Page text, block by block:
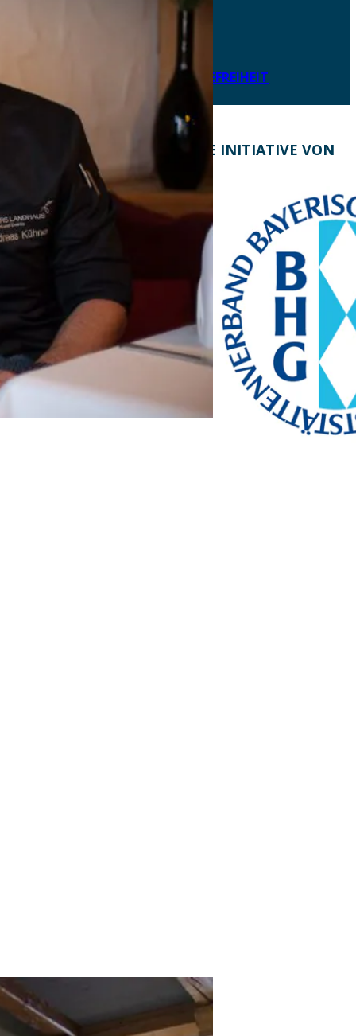
ERKLÄRUNG ZUR BARRIEREFREIHEIT
KONTAKT EINE INITIATIVE VON
Bayern Tourist Gmbh
(BTG)
Prinz-Ludwig-Palais
Türkenstraße 7
Telefon: +49 89 28760-
Fax: +49 89 28760-121
bayerischekueche@btg-
service.de
www.btg-service.de